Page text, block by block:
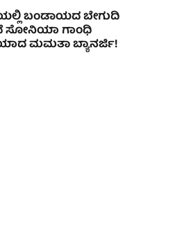
ಯಲ್ಲಿ ಬಂಡಾಯದ ಬೇಗುದಿ
ಸೋನಿಯಾ ಗಾಂಧಿ
ಮಮತಾ ಬ್ಯಾನರ್ಜಿ!